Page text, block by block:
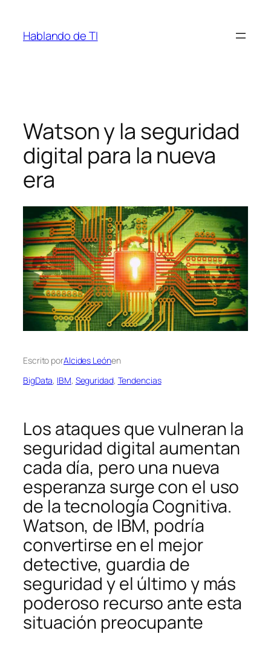
contenido
Hablando de TI
Watson y la seguridad
digital para la nueva
era
Escrito porAlcides Leónen
BigData, IBM, Seguridad, Tendencias
Los ataques que vulneran la
seguridad digital aumentan
cada día, pero una nueva
esperanza surge con el uso
de la tecnología Cognitiva.
Watson, de IBM, podría
convertirse en el mejor
detective, guardia de
seguridad y el último y más
poderoso recurso ante esta
situación preocupante